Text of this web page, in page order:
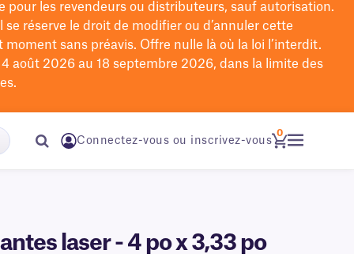
pour les revendeurs ou distributeurs, sauf autorisation.
réserve le droit de modifierou d’annuler cette
moment sans préavis. Offre nulle là où la loi l’interdit.
août 2026 au 18 septembre 2026, dans la limite des
Connectez-vous ou inscrivez-vous
0
laser - 4 po x 3,33 po